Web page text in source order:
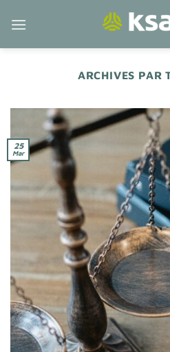
ARCHIVES PAR
25
Mar